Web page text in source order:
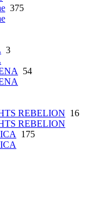
375
3
54
REBELION 16
REBELION
175